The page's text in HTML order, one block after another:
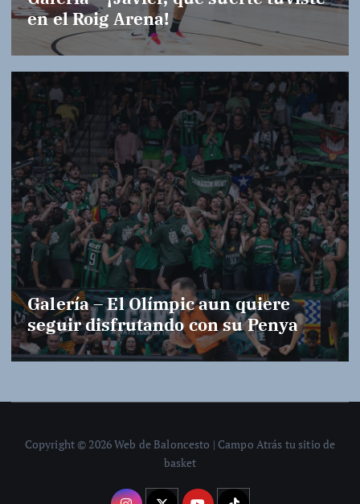
en el Roig Arena!
Galería – El Olímpic aun quiere
seguir disfrutando con su Penya
Copyright © 2026 Web de Baloncesto | Campo Atrás tu sitio de
basket